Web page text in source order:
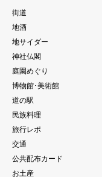
街道
地酒
地サイダー
神社仏閣
庭園めぐり
博物館･美術館
道の駅
民族料理
旅行レポ
交通
公共配布カード
お土産